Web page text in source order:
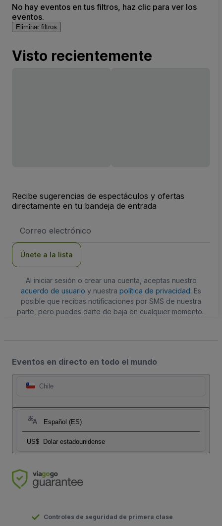
No hay eventos en tus filtros, haz clic para ver los
eventos.
Eliminar filtros
Visto recientemente
Recibe sugerencias de espectáculos y ofertas
directamente en tu bandeja de entrada
de
Únete a la lista
Al iniciar sesión o crear una cuenta, aceptas nuestro
acuerdo de usuario y nuestra política de privacidad. Es
posible que recibas notificaciones por SMS de nuestra
parte, pero puedes darte de baja en cualquier momento.
Eventos en directo en todo el mundo
Chile
Español (ES)
US$ Dolar estadounidense
Controles de seguridad de primera clase